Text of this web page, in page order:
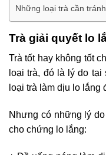
Những loại trà cần
Trà giải quyết lo
Trà tốt hay không tốt
loại trà, đó là lý do
loại trà làm dịu lo
Nhưng có những lý
cho chứng lo lắng: